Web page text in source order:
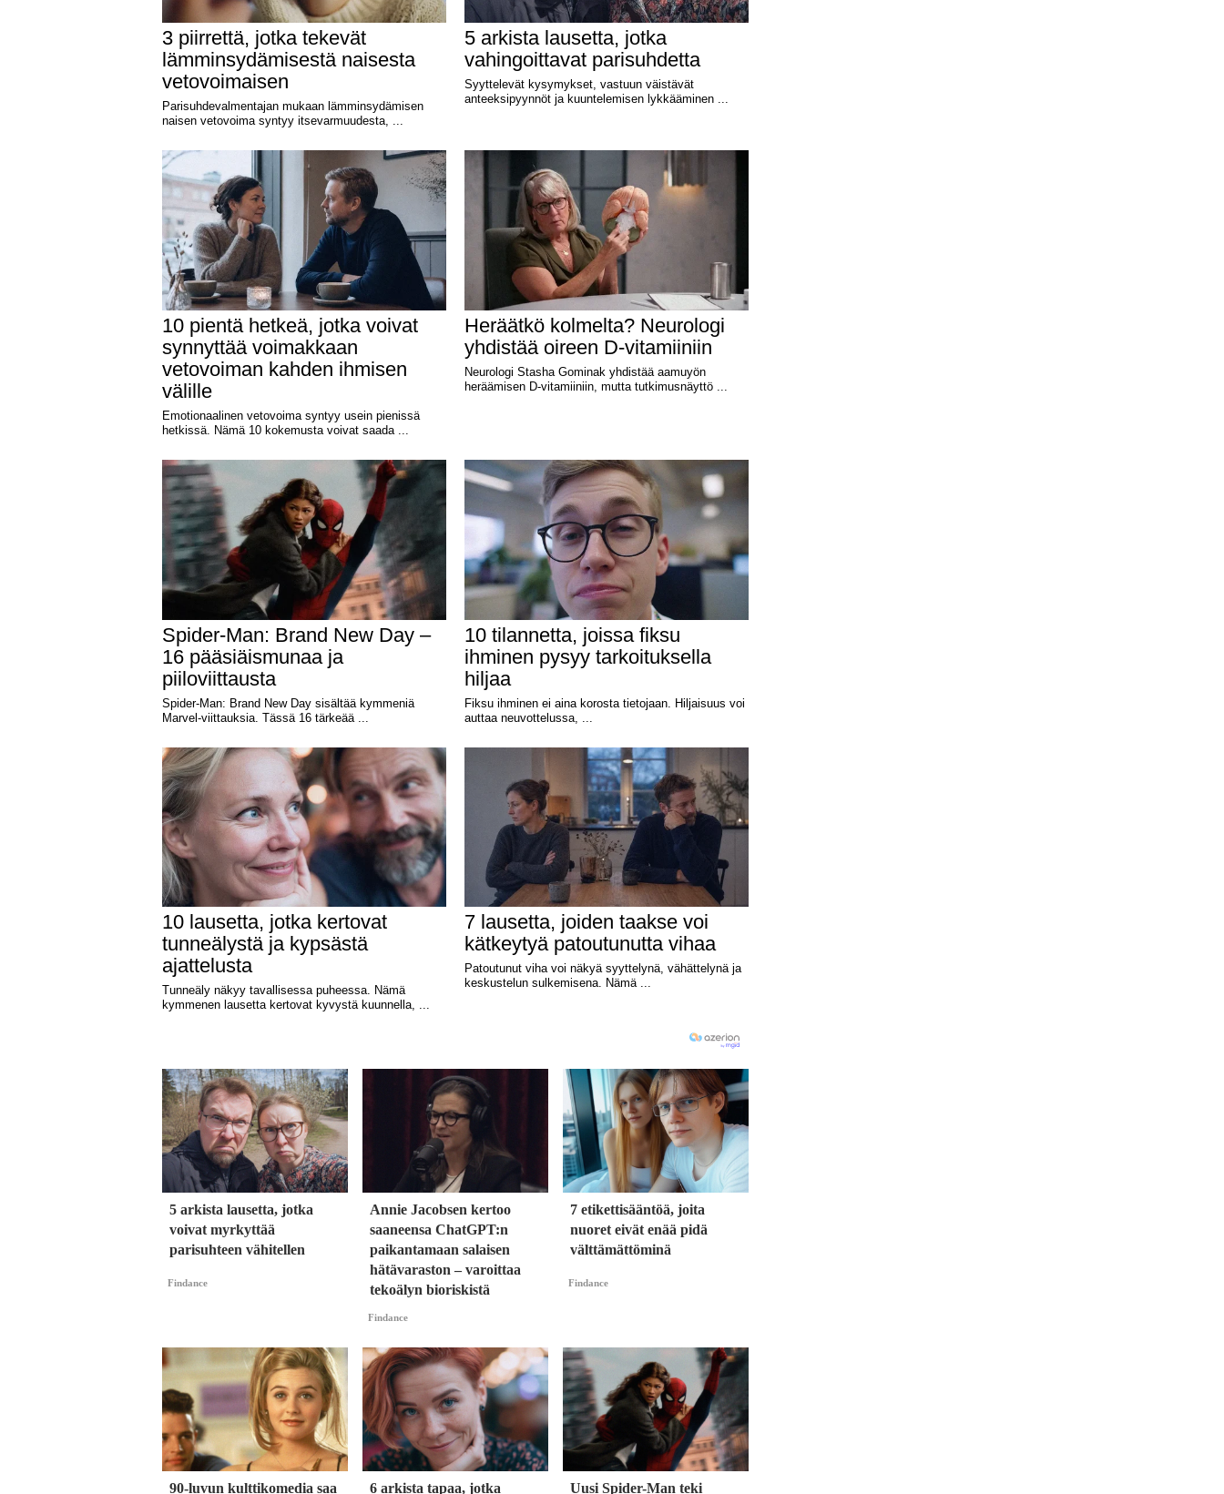
5 arkista lausetta, jotka
voivat myrkyttää
parisuhteen vähitellen
Findance
Annie Jacobsen kertoo
saaneensa ChatGPT:n
paikantamaan salaisen
hätävaraston – varoittaa
tekoälyn bioriskistä
Findance
7 etikettisääntöä, joita
nuoret eivät enää pidä
välttämättöminä
Findance
90-luvun kulttikomedia saa 6 arkista tapaa, jotka Uusi Spider-Man teki